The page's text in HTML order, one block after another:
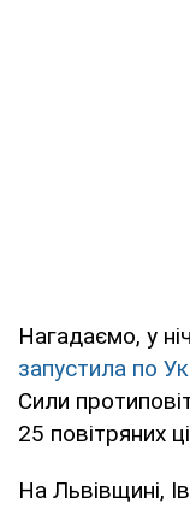
Нагадаємо, у
запустила по
Сили
25 повітряних
На Львівщині,